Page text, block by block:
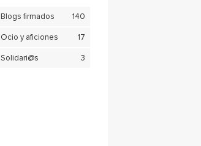
Blogs firmados 140
Ocio y aficiones 17
Solidari@s 3